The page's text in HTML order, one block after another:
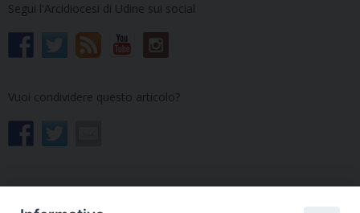
Segui l'Arcidiocesi di Udine sui social
Vuoi condividere questo articolo?